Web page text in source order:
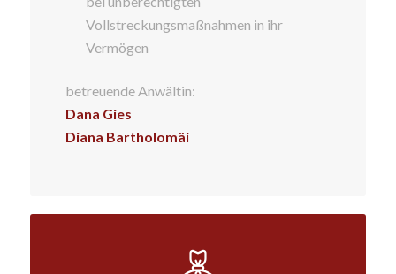
Vollstreckungsmaßnahmen in ihr
Vermögen
betreuende Anwältin:
Dana Gies
Diana Bartholomäi